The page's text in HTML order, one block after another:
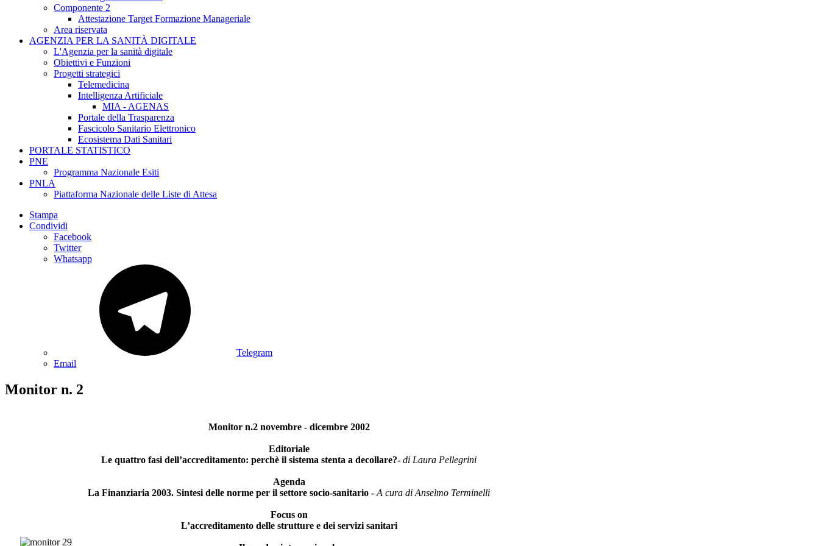
Componente 2
Attestazione Target Formazione Manageriale
Area riservata
AGENZIA PER LA SANITÀ DIGITALE
L'Agenzia per la sanità digitale
Obiettivi e Funzioni
Progetti strategici
Telemedicina
Intelligenza Artificiale
MIA - AGENAS
Portale della Trasparenza
Fascicolo Sanitario Elettronico
Ecosistema Dati Sanitari
PORTALE STATISTICO
PNE
Programma Nazionale Esiti
PNLA
Piattaforma Nazionale delle Liste di Attesa
Stampa
Condividi
Facebook
Twitter
Whatsapp
Telegram
Email
Monitor n. 2
Monitor n.2 novembre - dicembre 2002
Editoriale
Le quattro fasi dell’accreditamento: perchè il sistema stenta a decollare?- di Laura Pellegrini
Agenda
La Finanziaria 2003. Sintesi delle norme per il settore socio-sanitario - A cura di Anselmo Terminelli
Focus on
L’accreditamento delle strutture e dei servizi sanitari